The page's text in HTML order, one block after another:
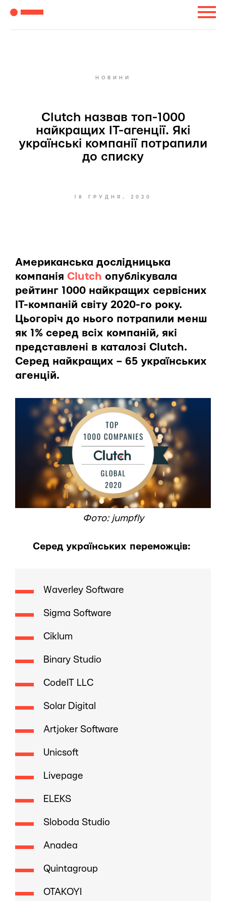
НОВИНИ
Clutch назвав топ-1000
найкращих IT-агенції. Які
українські компанії потрапили
до списку
18 ГРУДНЯ, 2020
Американська дослідницька
компанія Clutch опублікувала
рейтинг 1000 найкращих сервісних
IT-компаній світу 2020-го року.
Цьогоріч до нього потрапили менш
як 1% серед всіх компаній, які
представлені в каталозі Clutch.
Серед найкращих – 65 українських
агенцій.
Фото: jumpfly
Серед українських переможців:
Waverley Software
Sigma Software
Ciklum
Binary Studio
CodeIT LLC
Solar Digital
Artjoker Software
Unicsoft
Livepage
ELEKS
Sloboda Studio
Anadea
Quintagroup
OTAKOYI